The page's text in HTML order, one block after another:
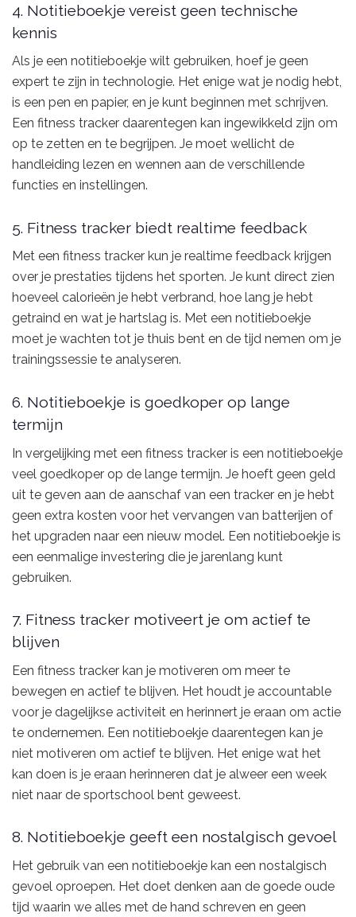
4. Notitieboekje vereist geen technische
kennis
Als je een notitieboekje wilt gebruiken, hoef je geen
expert te zijn in technologie. Het enige wat je nodig hebt,
is een pen en papier, en je kunt beginnen met schrijven.
Een fitness tracker daarentegen kan ingewikkeld zijn om
op te zetten en te begrijpen. Je moet wellicht de
handleiding lezen en wennen aan de verschillende
functies en instellingen.
5. Fitness tracker biedt realtime feedback
Met een fitness tracker kun je realtime feedback krijgen
over je prestaties tijdens het sporten. Je kunt direct zien
hoeveel calorieën je hebt verbrand, hoe lang je hebt
getraind en wat je hartslag is. Met een notitieboekje
moet je wachten tot je thuis bent en de tijd nemen om je
trainingssessie te analyseren.
6. Notitieboekje is goedkoper op lange
termijn
In vergelijking met een fitness tracker is een notitieboekje
veel goedkoper op de lange termijn. Je hoeft geen geld
uit te geven aan de aanschaf van een tracker en je hebt
geen extra kosten voor het vervangen van batterijen of
het upgraden naar een nieuw model. Een notitieboekje is
een eenmalige investering die je jarenlang kunt
gebruiken.
7. Fitness tracker motiveert je om actief te
blijven
Een fitness tracker kan je motiveren om meer te
bewegen en actief te blijven. Het houdt je accountable
voor je dagelijkse activiteit en herinnert je eraan om actie
te ondernemen. Een notitieboekje daarentegen kan je
niet motiveren om actief te blijven. Het enige wat het
kan doen is je eraan herinneren dat je alweer een week
niet naar de sportschool bent geweest.
8. Notitieboekje geeft een nostalgisch gevoel
Het gebruik van een notitieboekje kan een nostalgisch
gevoel oproepen. Het doet denken aan de goede oude
tijd waarin we alles met de hand schreven en geen